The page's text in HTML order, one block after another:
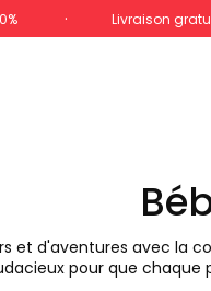
Livraison
et d'aventures avec la
pour que